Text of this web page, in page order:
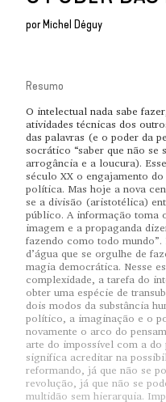
porMichel Déguy
Resumo
O intelectual nada sabe
atividades técnicas dos
das palavras (e o poder da
socrático “saber que não se
arrogância e a loucura).
século XX o engajamento
política. Mas hoje a nova
se a divisão (aristotélica)
público. A informação toma
imagem e a propaganda
fazendo como todo mundo”.
d’água que se orgulhe de
magia democrática. Nesse
complexidade, a tarefa do
obter uma espécie de
dois modos da substância
político, a imaginação e o
novamente o arco do
arte do impossível com a do
significa acreditar na
reformando, já que não se
revolução, já que não se
multidão sem hierarquia.